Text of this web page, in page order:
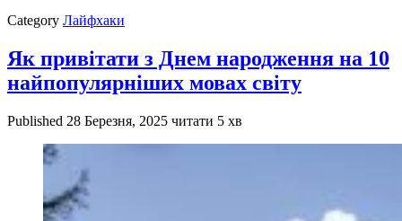
Category Лайфхаки
Як привітати з Днем народження на 10
найпопулярніших мовах світу
Published 28 Березня, 2025 читати 5 хв